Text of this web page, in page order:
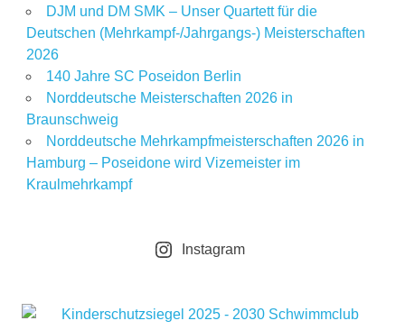
DJM und DM SMK – Unser Quartett für die
Deutschen (Mehrkampf-/Jahrgangs-) Meisterschaften
2026
140 Jahre SC Poseidon Berlin
Norddeutsche Meisterschaften 2026 in
Braunschweig
Norddeutsche Mehrkampfmeisterschaften 2026 in
Hamburg – Poseidone wird Vizemeister im
Kraulmehrkampf
Instagram